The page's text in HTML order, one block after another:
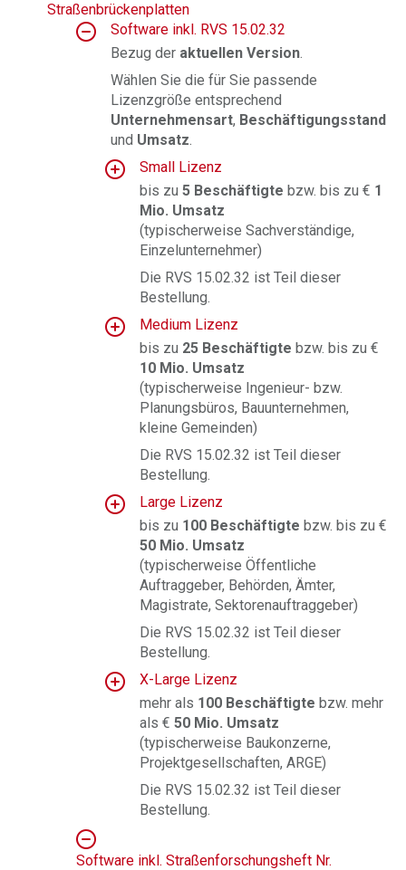
Straßenbrückenplatten
Software inkl. RVS 15.02.32
Bezug der aktuellen Version.
Wählen Sie die für Sie passende
Lizenzgröße entsprechend
Unternehmensart, Beschäftigungsstand
und Umsatz.
Small Lizenz
bis zu5 Beschäftigtebzw. bis zu € 1
Mio. Umsatz
(typischerweise Sachverständige,
Einzelunternehmer)
Die RVS 15.02.32 ist Teil dieser
Bestellung.
Medium Lizenz
bis zu 25 Beschäftigtebzw. bis zu €
10 Mio. Umsatz
(typischerweise Ingenieur- bzw.
Planungsbüros, Bauunternehmen,
kleine Gemeinden)
Die RVS 15.02.32 ist Teil dieser
Bestellung.
Large Lizenz
bis zu 100 Beschäftigtebzw. bis zu €
50 Mio. Umsatz
(typischerweise Öffentliche
Auftraggeber, Behörden, Ämter,
Magistrate, Sektorenauftraggeber)
Die RVS 15.02.32 ist Teil dieser
Bestellung.
X-Large Lizenz
mehr als 100 Beschäftigtebzw. mehr
als €50 Mio. Umsatz
(typischerweise Baukonzerne,
Projektgesellschaften, ARGE)
Die RVS 15.02.32 ist Teil dieser
Bestellung.
Software inkl. Straßenforschungsheft Nr.